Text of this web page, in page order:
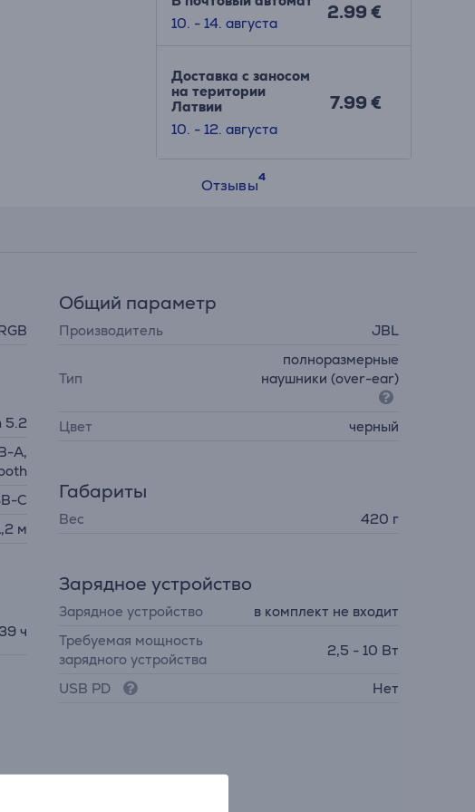
10. - 14. августа
2.99 €
Доставка с заносом
на територии
Латвии
10. - 12. августа
7.99 €
Отзывы
5.2
A,
C
м
39 ч
Общий параметр
Производитель JBL
Тип
полноразмерные
наушники (over-ear)
Цвет черный
Габариты
Вес 420 г
Зарядное устройство
Зарядное устройство
в комплект не входит
Требуемая мощность
зарядного устройства
2,5 - 10 Вт
USB PD Нет